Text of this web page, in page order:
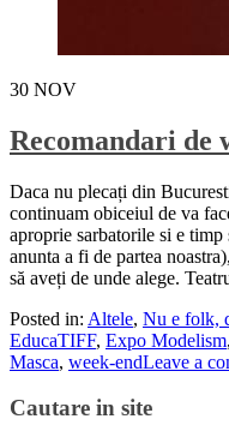
30 NOV
Recomandari de
Daca nu plecați din
continuam obiceiul de va
aproprie sarbatorile si e
anunta a fi de partea
să aveți de unde alege.
Posted in: Altele, Nu e folk,
EducaTIFF, Expo Modelism,
Masca, week-endLeave a
Cautare in site